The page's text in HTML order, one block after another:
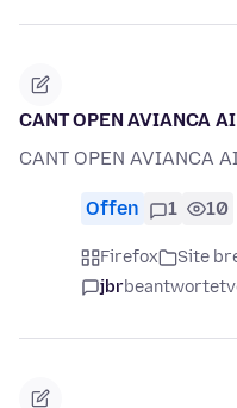
CANT OPEN AVIANCA
CANT OPEN AVIANCA
Offen 1 10
Firefox Site
jbrbeantwortet